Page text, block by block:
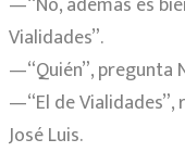
Vialidades”.
—“Quién”, pregunta
—“El de
José Luis.